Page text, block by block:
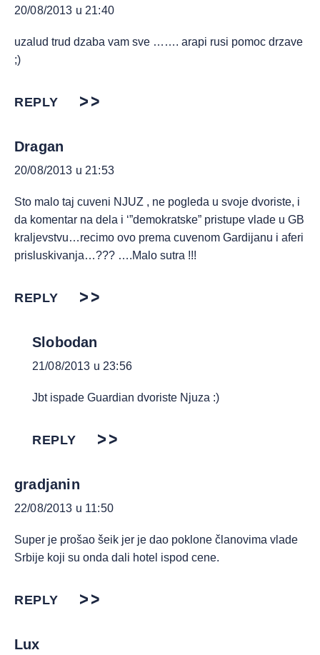
20/08/2013 u 21:40
uzalud trud dzaba vam sve ……. arapi rusi pomoc drzave
;)
REPLY
Dragan
20/08/2013 u 21:53
Sto malo taj cuveni NJUZ , ne pogleda u svoje dvoriste, i
da komentar na dela i ‘”demokratske” pristupe vlade u GB
kraljevstvu…recimo ovo prema cuvenom Gardijanu i aferi
prisluskivanja…??? ….Malo sutra !!!
REPLY
Slobodan
21/08/2013 u 23:56
Jbt ispade Guardian dvoriste Njuza :)
REPLY
gradjanin
22/08/2013 u 11:50
Super je prošao šeik jer je dao poklone članovima vlade
Srbije koji su onda dali hotel ispod cene.
REPLY
Lux